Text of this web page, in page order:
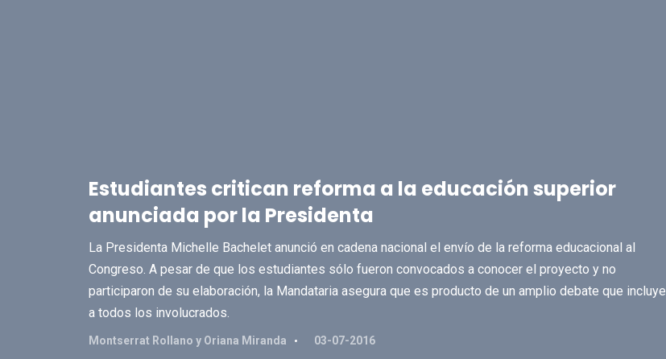
Estudiantes critican reforma a la educación superior
anunciada por la Presidenta
La Presidenta Michelle Bachelet anunció en cadena nacional el envío de la reforma educacional al
Congreso. A pesar de que los estudiantes sólo fueron convocados a conocer el proyecto y no
participaron de su elaboración, la Mandataria asegura que es producto de un amplio debate que incluye
a todos los involucrados.
Montserrat Rollano y Oriana Miranda 03-07-2016